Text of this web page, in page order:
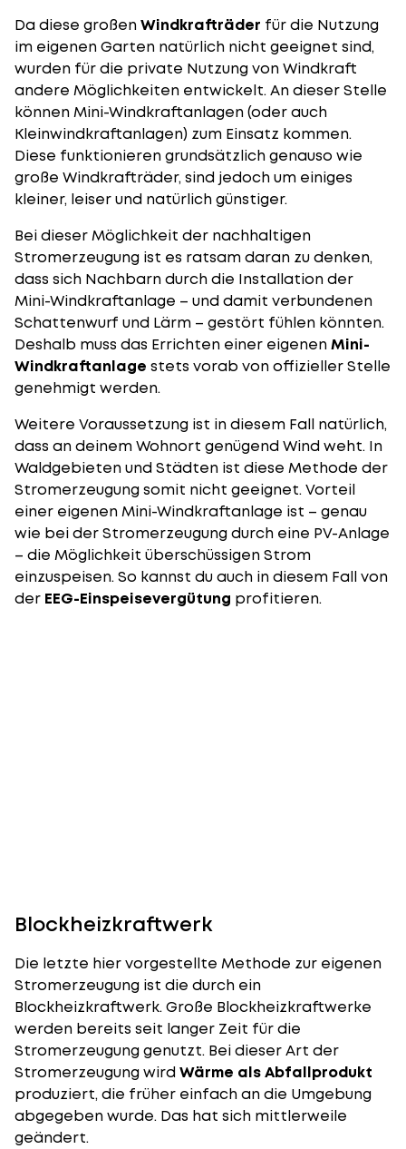
Da diese großenWindkrafträder für die Nutzung
im eigenen Garten natürlich nicht geeignet sind,
wurden für die private Nutzung von Windkraft
andere Möglichkeiten entwickelt. An dieser Stelle
können Mini-Windkraftanlagen (oder auch
Kleinwindkraftanlagen) zum Einsatz kommen.
Diese funktionierengrundsätzlich genauso wie
große Windkrafträder, sind jedoch um einiges
kleiner, leiser und natürlich günstiger.
Bei dieser Möglichkeit der nachhaltigen
Stromerzeugung ist es ratsam daran zu denken,
dass sich Nachbarn durch die Installation der
Mini-Windkraftanlage – und damit verbundenen
Schattenwurf und Lärm – gestört fühlen könnten.
Deshalb muss das Errichten einer eigenenMini-
Windkraftanlage stets vorab von offizieller Stelle
genehmigt werden.
Weitere Voraussetzung ist in diesem Fall natürlich,
dass an deinem Wohnort genügend Wind weht. In
Waldgebieten und Städten ist diese Methode der
Stromerzeugung somit nicht geeignet. Vorteil
einer eigenen Mini-Windkraftanlage ist – genau
wie bei der Stromerzeugung durch eine PV-Anlage
– die Möglichkeit überschüssigen Strom
einzuspeisen. So kannst du auch in diesem Fall von
der EEG-Einspeisevergütung profitieren.
Blockheizkraftwerk
Die letzte hier vorgestellte Methode zur eigenen
Stromerzeugung ist die durch ein
Blockheizkraftwerk. Große Blockheizkraftwerke
werden bereits seit langer Zeit für die
Stromerzeugung genutzt. Bei dieser Art der
Stromerzeugung wirdWärme als Abfallprodukt
produziert, die früher einfach an die Umgebung
abgegeben wurde. Das hat sich mittlerweile
geändert.